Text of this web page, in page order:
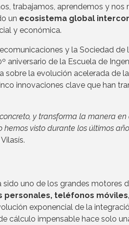
trabajamos, aprendemos y nos
un ecosistema global
y económica.
y la Sociedad de
de la Escuela de
sobre la evolución acelerada de
innovaciones clave que han
y transforma la manera en
visto durante los últimos
uno de los grandes motores
personales, teléfonos
exponencial de la
cálculo impensable hace solo